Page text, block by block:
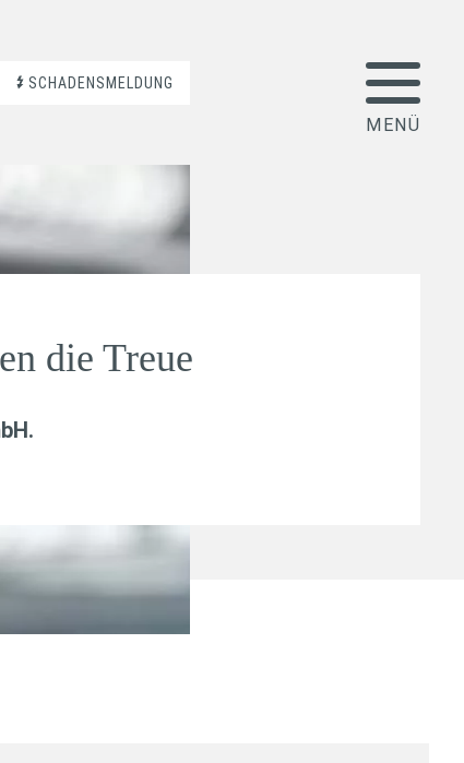
SCHADENSMELDUNG
die Treue
.